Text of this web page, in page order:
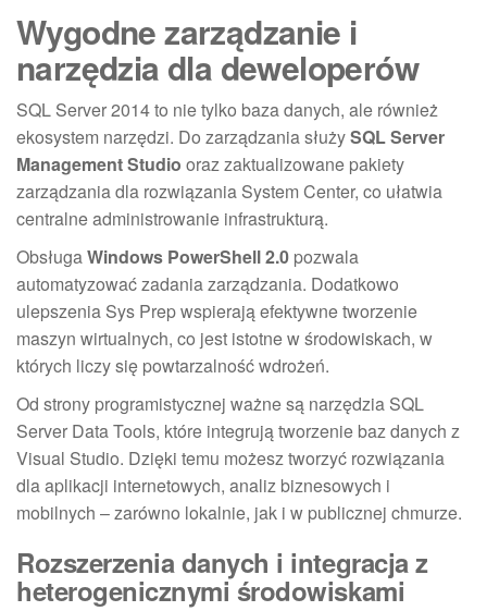
Wygodne zarządzanie i
narzędzia dla deweloperów
SQL Server 2014 to nie tylko baza danych, ale również
ekosystem narzędzi. Do zarządzania służySQL Server
Management Studio oraz zaktualizowane pakiety
zarządzania dla rozwiązania System Center, co ułatwia
centralne administrowanie infrastrukturą.
ObsługaWindows PowerShell 2.0 pozwala
automatyzować zadania zarządzania. Dodatkowo
ulepszenia Sys Prep wspierają efektywne tworzenie
maszyn wirtualnych, co jest istotne w środowiskach, w
których liczy się powtarzalność wdrożeń.
Od strony programistycznej ważne są narzędzia SQL
Server Data Tools, które integrują tworzenie baz danych z
Visual Studio. Dzięki temu możesz tworzyć rozwiązania
dla aplikacji internetowych, analiz biznesowych i
mobilnych – zarówno lokalnie, jak i w publicznej chmurze.
Rozszerzenia danych i integracja z
heterogenicznymi środowiskami